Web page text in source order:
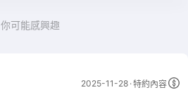
你可能感興趣
2025-11-28 特約內容